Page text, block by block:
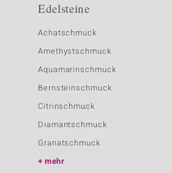
Edelsteine
Achatschmuck
Amethystschmuck
Aquamarinschmuck
Bernsteinschmuck
Citrinschmuck
Diamantschmuck
Granatschmuck
mehr